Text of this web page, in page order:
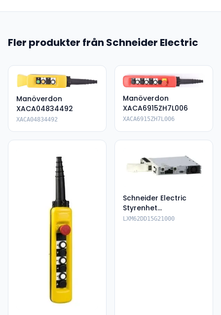
Fler produkter från Schneider Electric
Manöverdon
XACA04834492
XACA04834492
Manöverdon
XACA6915ZH7L006
XACA6915ZH7L006
Schneider Electric
Styrenhet
LXM62DD15G21000
LXM62DD15G21000